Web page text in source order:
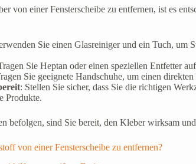
von einer Fensterscheibe zu entfernen, ist es
Sie einen Glasreiniger und ein Tuch, um
Sie Heptan oder einen speziellen Entfetter
Sie geeignete Handschuhe, um einen
: Stellen Sie sicher, dass Sie die richtigen
Produkte.
befolgen, sind Sie bereit, den Kleber wirksam
von einer Fensterscheibe zu entfernen?